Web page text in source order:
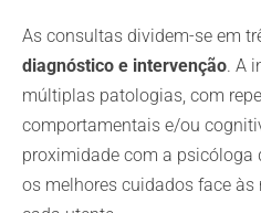
As consultas dividem-se em
diagnóstico e intervenção. A
múltiplas patologias, com
comportamentais e/ou
proximidade com a psicóloga
os melhores cuidados face